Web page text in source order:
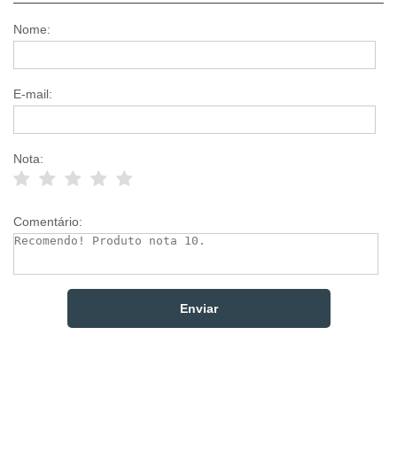
Nome:
E-mail:
Nota:
Comentário: